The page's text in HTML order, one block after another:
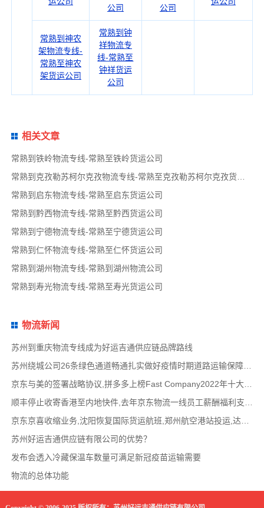
公司
公司
常熟到神农
架物流专线-
常熟至神农
架货运公司
常熟到钟
祥物流专
线-常熟至
钟祥货运
公司
相关文章
常熟到铁岭物流专线-常熟至铁岭货运公司
常熟到克孜勒苏柯尔克孜物流专线-常熟至克孜勒苏柯尔克孜货运公司
常熟到启东物流专线-常熟至启东货运公司
常熟到黔西物流专线-常熟至黔西货运公司
常熟到宁德物流专线-常熟至宁德货运公司
常熟到仁怀物流专线-常熟至仁怀货运公司
常熟到湖州物流专线-常熟到湖州物流公司
常熟到寿光物流专线-常熟至寿光货运公司
物流新闻
苏州到重庆物流专线成为好运吉通供应链品牌路线
苏州绕城公司26条绿色通道畅通扎实做好疫情时期道路运输保障工作
京东与美的签署战略协议,拼多多上榜Fast Company2022年十大创新物流供应链公司名单,路歌战略版
京东京喜收缩业务,沈阳恢复国际货运航班,郑州航空港站投运,达达快送发布618战报,顺丰发布最
苏州好运吉通供应链有限公司的优势？
发布会透入冷藏保温车数量可满足新冠疫苗运输需要
物流的总体功能